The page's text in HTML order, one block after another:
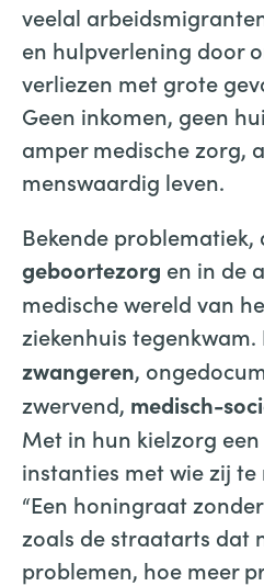
veelal
en hulpverlening door
verliezen met grote
Geen inkomen, geen
amper medische zorg,
menswaardig leven.
Bekende problematiek,
geboortezorg en in de
medische wereld van
ziekenhuis tegenkwam.
zwangeren,
zwervend, medisch-
Met in hun kielzorg
instanties met wie zij
“Een honingraat
zoals de straatarts dat
problemen, hoe meer